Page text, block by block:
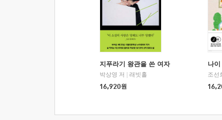
지푸라기 왕관을 쓴 여자
박상영 저
래빗홀
16,920원
나
조선